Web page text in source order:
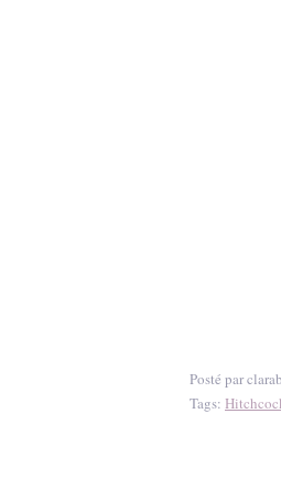
Posté par
Tags: